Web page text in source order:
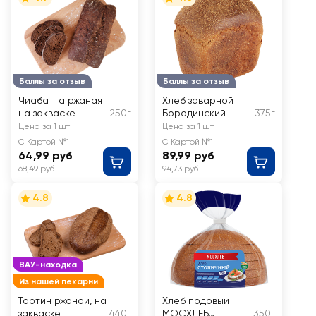
Баллы за отзыв
Чиабатта ржаная
на закваске
250г
Цена за 1 шт
С Картой №1
64,99 руб
68,49 руб
Баллы за отзыв
Хлеб заварной
Бородинский
375г
Цена за 1 шт
С Картой №1
89,99 руб
94,73 руб
ВАУ-находка
Из нашей пекарни
4.8
Тартин ржаной, на
закваске
440г
4.8
Хлеб подовый
МОСХЛЕБ
350г